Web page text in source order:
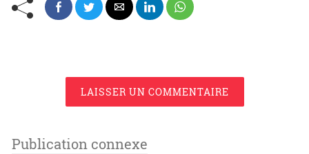
LAISSER UN COMMENTAIRE
Publication connexe